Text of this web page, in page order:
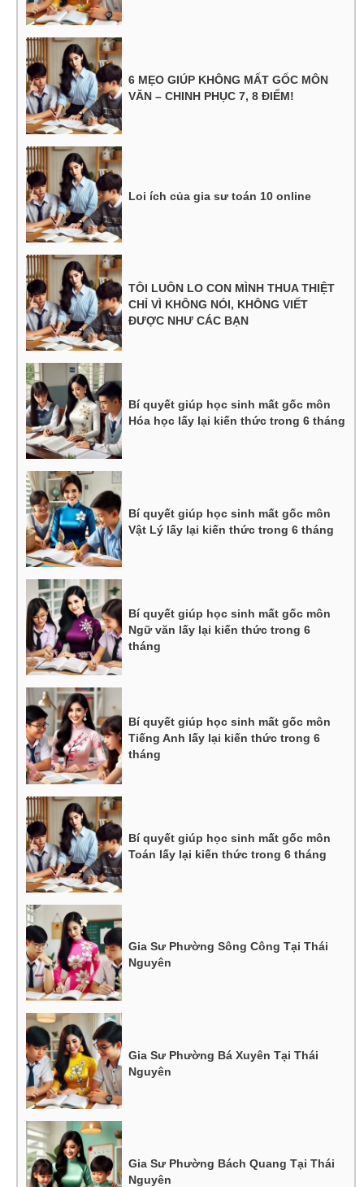
6 MẸO GIÚP KHÔNG MẤT GỐC MÔN
VĂN – CHINH PHỤC 7, 8 ĐIỂM!
Loi ích của gia sư toán 10 online
TÔI LUÔN LO CON MÌNH THUA THIỆT
CHỈ VÌ KHÔNG NÓI, KHÔNG VIẾT
ĐƯỢC NHƯ CÁC BẠN
Bí quyết giúp học sinh mất gốc môn
Hóa học lấy lại kiến thức trong 6 tháng
Bí quyết giúp học sinh mất gốc môn
Vật Lý lấy lại kiến thức trong 6 tháng
Bí quyết giúp học sinh mất gốc môn
Ngữ văn lấy lại kiến thức trong 6
tháng
Bí quyết giúp học sinh mất gốc môn
Tiếng Anh lấy lại kiến thức trong 6
tháng
Bí quyết giúp học sinh mất gốc môn
Toán lấy lại kiến thức trong 6 tháng
Gia Sư Phường Sông Công Tại Thái
Nguyên
Gia Sư Phường Bá Xuyên Tại Thái
Nguyên
Gia Sư Phường Bách Quang Tại Thái
Nguyên